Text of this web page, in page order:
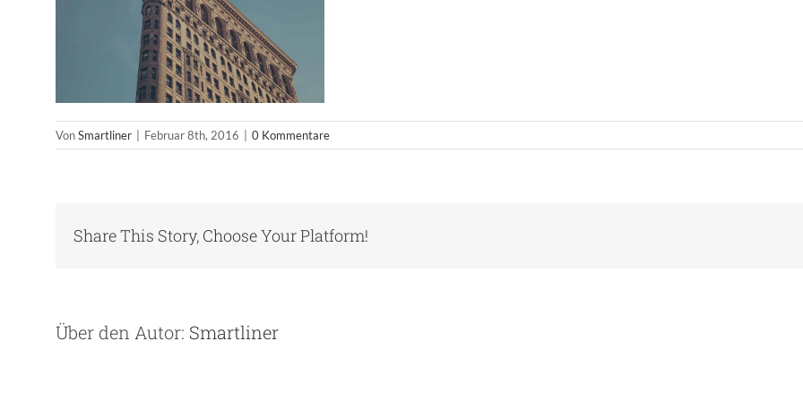
VonSmartliner Februar 8th, 2016 0 Kommentare
Share This Story, Choose Your Platform!
Über den Autor: Smartliner